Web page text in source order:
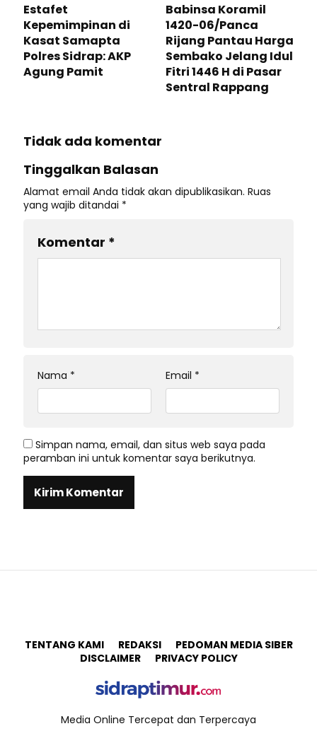
Estafet
Kepemimpinan di
Kasat Samapta
Polres Sidrap: AKP
Agung Pamit
Babinsa Koramil
1420-06/Panca
Rijang Pantau Harga
Sembako Jelang Idul
Fitri 1446 H di Pasar
Sentral Rappang
Tidak ada komentar
Tinggalkan Balasan
Alamat email Anda tidak akan dipublikasikan. Ruas
yang wajib ditandai *
Komentar *
Nama * Email *
Simpan nama, email, dan situs web saya pada
peramban ini untuk komentar saya berikutnya.
TENTANG KAMI REDAKSI
PEDOMAN MEDIA SIBER
DISCLAIMER
PRIVACY POLICY
Media Online Tercepat dan Terpercaya